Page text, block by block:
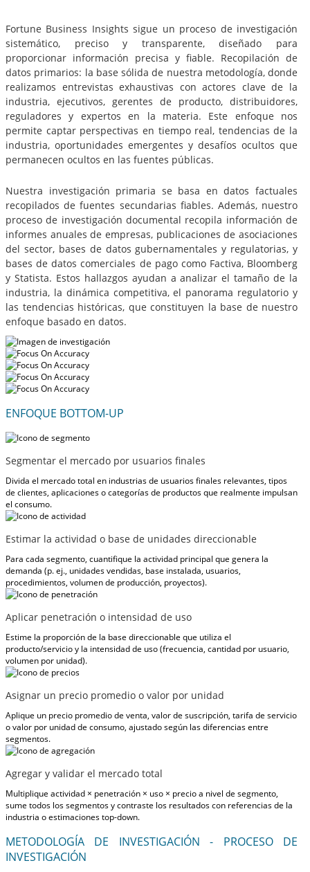
Fortune Business Insights sigue un proceso de investigación
sistemático, preciso y transparente, diseñado para
proporcionar información precisa y fiable. Recopilación de
datos primarios: la base sólida de nuestra metodología, donde
realizamos entrevistas exhaustivas con actores clave de la
industria, ejecutivos, gerentes de producto, distribuidores,
reguladores y expertos en la materia. Este enfoque nos
permite captar perspectivas en tiempo real, tendencias de la
industria, oportunidades emergentes y desafíos ocultos que
permanecen ocultos en las fuentes públicas.
Nuestra investigación primaria se basa en datos factuales
recopilados de fuentes secundarias fiables. Además, nuestro
proceso de investigación documental recopila información de
informes anuales de empresas, publicaciones de asociaciones
del sector, bases de datos gubernamentales y regulatorias, y
bases de datos comerciales de pago como Factiva, Bloomberg
y Statista. Estos hallazgos ayudan a analizar el tamaño de la
industria, la dinámica competitiva, el panorama regulatorio y
las tendencias históricas, que constituyen la base de nuestro
enfoque basado en datos.
ENFOQUE BOTTOM-UP
Segmentar el mercado por usuarios finales
Divida el mercado total en industrias de usuarios finales relevantes, tipos
de clientes, aplicaciones o categorías de productos que realmente impulsan
el consumo.
Estimar la actividad o base de unidades direccionable
Para cada segmento, cuantifique la actividad principal que genera la
demanda (p. ej., unidades vendidas, base instalada, usuarios,
procedimientos, volumen de producción, proyectos).
Aplicar penetración o intensidad de uso
Estime la proporción de la base direccionable que utiliza el
producto/servicio y la intensidad de uso (frecuencia, cantidad por usuario,
volumen por unidad).
Asignar un precio promedio o valor por unidad
Aplique un precio promedio de venta, valor de suscripción, tarifa de servicio
o valor por unidad de consumo, ajustado según las diferencias entre
segmentos.
Agregar y validar el mercado total
Multiplique actividad × penetración × uso × precio a nivel de segmento,
sume todos los segmentos y contraste los resultados con referencias de la
industria o estimaciones top-down.
METODOLOGÍA DE INVESTIGACIÓN - PROCESO DE
INVESTIGACIÓN